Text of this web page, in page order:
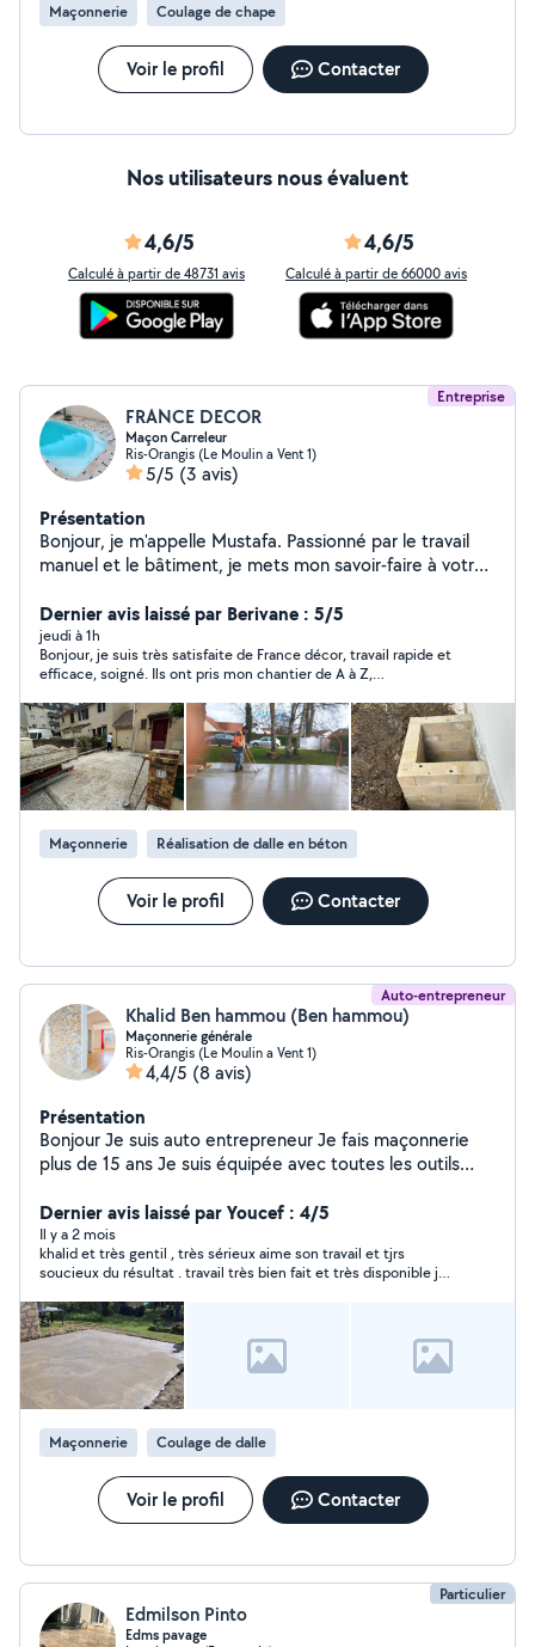
Maçonnerie Coulage de chape
Voir le profil Contacter
Nos utilisateurs nous évaluent
4,6/5
Calculé à partir de 48731 avis
4,6/5
Calculé à partir de 66000 avis
Entreprise
FRANCE DECOR
Maçon Carreleur
Ris-Orangis (Le Moulin a Vent 1)
5/5 (3 avis)
Présentation
Bonjour, je m'appelle Mustafa. Passionné par le travail
manuel et le bâtiment, je mets mon savoir-faire à votre
béton et bien d'autres travaux. Rigoureux, sérieux et
réactif, je m'engage à réaliser vos projets avec soin et
efficacité, en respectant vos délais et vos attentes.
Que ce soit pour de petits travaux ou des projets plus
ambitieux, je suis là pour vous accompagner de A à Z.
Dernier avis laissé par Berivane : 5/5
jeudi à 1h
Bonjour, je suis très satisfaite de France décor, travail rapide et
efficace, soigné. Ils ont pris mon chantier de A à Z,
fermés. Merci à vous et à votre équipe France décor !!
Maçonnerie Réalisation de dalle en béton
Voir le profil Contacter
Auto-entrepreneur
Khalid Ben hammou (Ben hammou)
Maçonnerie générale
Ris-Orangis (Le Moulin a Vent 1)
4,4/5 (8 avis)
Présentation
Bonjour Je suis auto entrepreneur Je fais maçonnerie
plus de 15 ans Je suis équipée avec toutes les outils
Dernier avis laissé par Youcef : 4/5
Il y a 2 mois
khalid et très gentil , très sérieux aime son travail et tjrs
soucieux du résultat . travail très bien fait et très disponible je
confiance.
Maçonnerie Coulage de dalle
Voir le profil Contacter
Particulier
Edmilson Pinto
Edms pavage